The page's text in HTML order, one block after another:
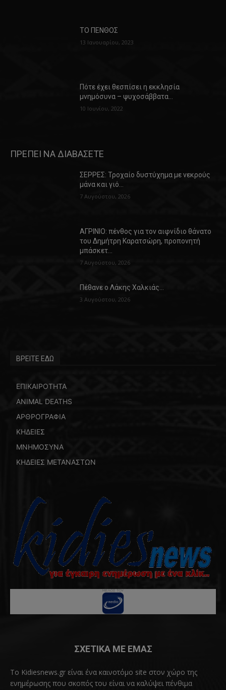
ΤΟ ΠΕΝΘΟΣ
13 Ιανουαρίου, 2023
Πότε έχει θεσπίσει η εκκλησία
μνημόσυνα – ψυχοσάββατα…
10 Ιουνίου, 2022
ΠΡΕΠΕΙ ΝΑ ΔΙΑΒΑΣΕΤΕ
ΣΕΡΡΕΣ: Τροχαίο δυστύχημα με νεκρούς
μάνα και γιό…
7 Αυγούστου, 2026
ΑΓΡΙΝΙΟ: πένθος για τον αιφνίδιο θάνατο
του Δημήτρη Καρατσώρη, προπονητή
μπάσκετ…
7 Αυγούστου, 2026
Πέθανε ο Λάκης Χαλκιάς…
3 Αυγούστου, 2026
ΒΡΕΙΤΕ ΕΔΩ
ΕΠΙΚΑΙΡΟΤΗΤΑ
ANIMAL DEATHS
ΑΡΘΡΟΓΡΑΦΙΑ
ΚΗΔΕΙΕΣ
ΜΝΗΜΟΣΥΝΑ
ΚΗΔΕΙΕΣ ΜΕΤΑΝΑΣΤΩΝ
ΣΧΕΤΙΚΑ ΜΕ ΕΜΑΣ
Το Kidiesnews.gr είναι ένα καινοτόμο site στον χώρο της
ενημέρωσης που σκοπός του είναι να καλύψει πένθιμα